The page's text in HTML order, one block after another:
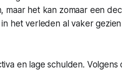
het kan zomaar een
het verleden al vaker
en lage schulden. Volgens